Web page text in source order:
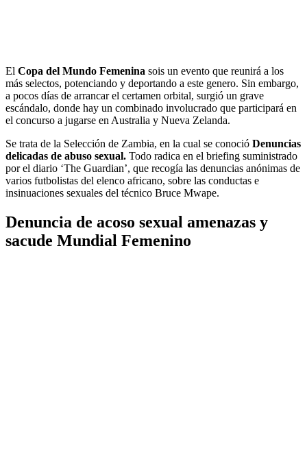
El Copa del Mundo Femenina sois un evento que reunirá a los
más selectos, potenciando y deportando a este genero. Sin embargo,
a pocos días de arrancar el certamen orbital, surgió un grave
escándalo, donde hay un combinado involucrado que participará en
el concurso a jugarse en Australia y Nueva Zelanda.
Se trata de la Selección de Zambia, en la cual se conoció Denuncias
delicadas de abuso sexual. Todo radica en el briefing suministrado
por el diario ‘The Guardian’, que recogía las denuncias anónimas de
varios futbolistas del elenco africano, sobre las conductas e
insinuaciones sexuales del técnico Bruce Mwape.
Denuncia de acoso sexual amenazas y
sacude Mundial Femenino